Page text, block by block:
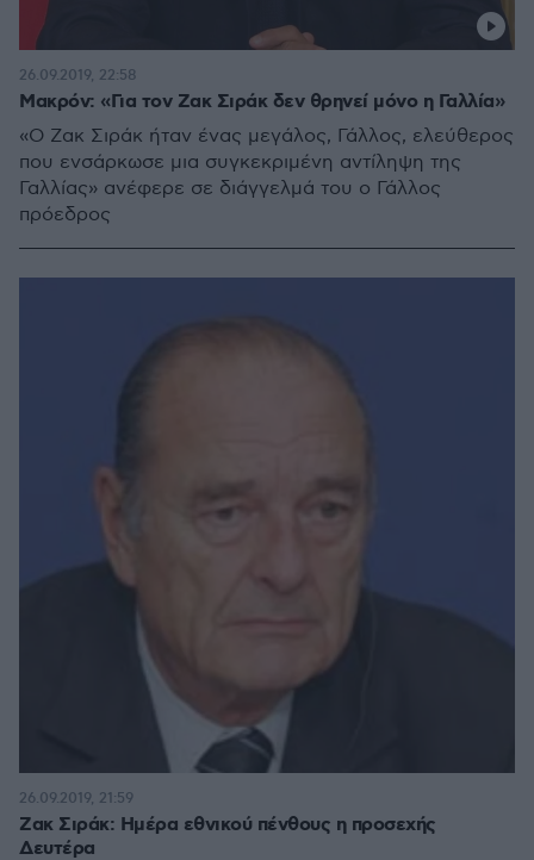
Μακρόν: «Για τον Ζακ Σιράκ δεν θρηνεί μόνο η Γαλλία»
«Ο Ζακ Σιράκ ήταν ένας μεγάλος, Γάλλος, ελεύθερος
που ενσάρκωσε μια συγκεκριμένη αντίληψη της
Γαλλίας» ανέφερε σε διάγγελμά του ο Γάλλος
πρόεδρος
26.09.2019, 22:58
Ζακ Σιράκ: Ημέρα εθνικού πένθους η προσεχής
Δευτέρα
26.09.2019, 21:59